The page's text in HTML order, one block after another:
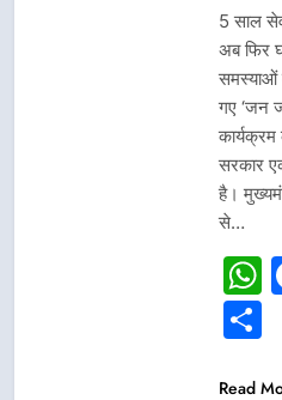
5 साल
अब फिर
समस्याओं
गए ‘जन
सरकार
है।
से…
Read